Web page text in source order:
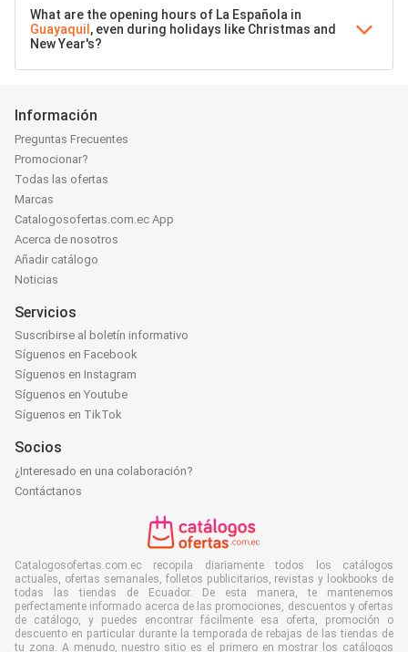
What are the opening hours of La Española in
Guayaquil , even during holidays like Christmas and
New Year's?
Información
Preguntas Frecuentes
Promocionar?
Todas las ofertas
Marcas
Catalogosofertas.com.ec App
Acerca de nosotros
Añadir catálogo
Noticias
Servicios
Suscribirse al boletín informativo
Síguenos en Facebook
Síguenos en Instagram
Síguenos en Youtube
Síguenos en TikTok
Socios
¿Interesado en una colaboración?
Contáctanos
Catalogosofertas.com.ec recopila diariamente todos los catálogos
actuales, ofertas semanales, folletos publicitarios, revistas y lookbooks de
todas las tiendas de Ecuador. De esta manera, te mantenemos
perfectamente informado acerca de las promociones, descuentos y ofertas
de catálogo, y puedes encontrar fácilmente esa oferta, promoción o
descuento en particular durante la temporada de rebajas de las tiendas de
tu zona. A menudo, nuestro sitio es el primero en mostrar los catálogos